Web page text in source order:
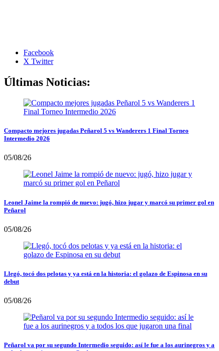
Facebook
X Twitter
Últimas Noticias:
Compacto mejores jugadas Peñarol 5 vs Wanderers 1 Final Torneo
Intermedio 2026
05/08/26
Leonel Jaime la rompió de nuevo: jugó, hizo jugar y marcó su primer gol en
Peñarol
05/08/26
Llegó, tocó dos pelotas y ya está en la historia: el golazo de Espinosa en su
debut
05/08/26
Peñarol va por su segundo Intermedio seguido: así le fue a los aurinegros y a